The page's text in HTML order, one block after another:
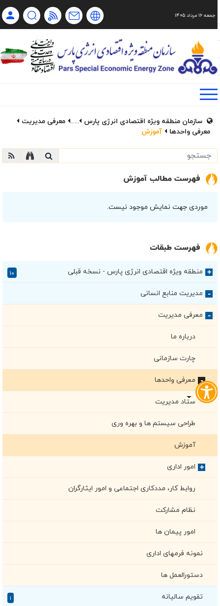
فا Ru Ch
جمعه ۱۶ مرداد ۱۴۰۵
سازمان منطقه ویژه اقتصادی انرژی پارس ......
معرفی مدیریت
معرفی واحدها
آموزش
فهرست مطالب آموزش
موردی جهت نمایش موجود نیست.
فهرست طبقات
+ منطقه ویژه اقتصادی انرژی پارس - نسخه قبلی ۱۰
مدیریت منابع انسانی
معرفی مدیریت
درباره ما
چارت سازمانی
+
معرفی واحدها
ستاد مدیریت
طراحی سیستم ها و بهره وری
آموزش
+ امور اداری
روابط کار، مددکاری اجتماعی و امور ایثارگران
نظام مشارکت
امور پیمان ها
نمونه فرمهای اداری
دستورالعمل ها
تقویم سالیانه